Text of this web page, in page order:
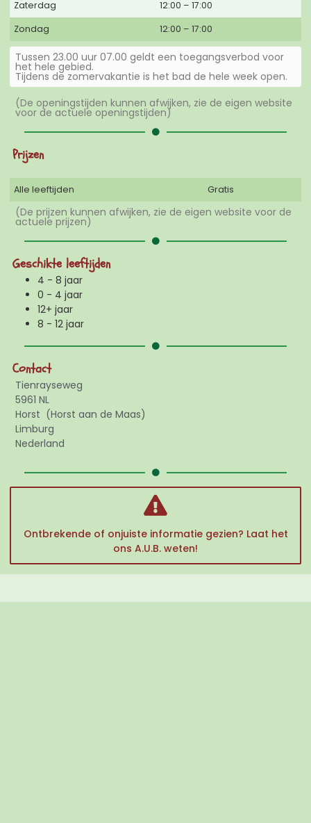
Zaterdag
12:00 – 17:00
Zondag
12:00 – 17:00
Tussen 23.00 uur 07.00 geldt een toegangsverbod voor
het hele gebied.
Tijdens de zomervakantie is het bad de hele week open.
(De openingstijden kunnen afwijken, zie de eigen website
voor de actuele openingstijden)
Prijzen
Alle leeftijden Gratis
(De prijzen kunnen afwijken, zie de eigen website voor de
actuele prijzen)
Geschikte leeftijden
4 - 8 jaar
0 - 4 jaar
12+ jaar
8 - 12 jaar
Contact
Tienrayseweg
5961 NL
Horst (Horst aan de Maas)
Limburg
Nederland
Ontbrekende of onjuiste informatie gezien? Laat het
ons A.U.B. weten!